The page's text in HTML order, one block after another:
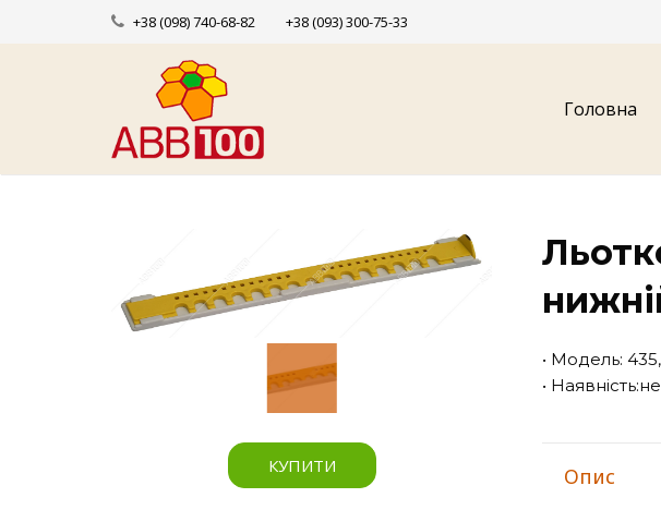
+38 (098) 740-68-82 +38 (093) 300-75-33
Головна
КУПИТИ
• Модель:
•
Опис